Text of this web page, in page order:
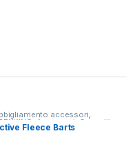
accessori,
Accessori Cappelli
,LIFESTYLE
Fleece Barts